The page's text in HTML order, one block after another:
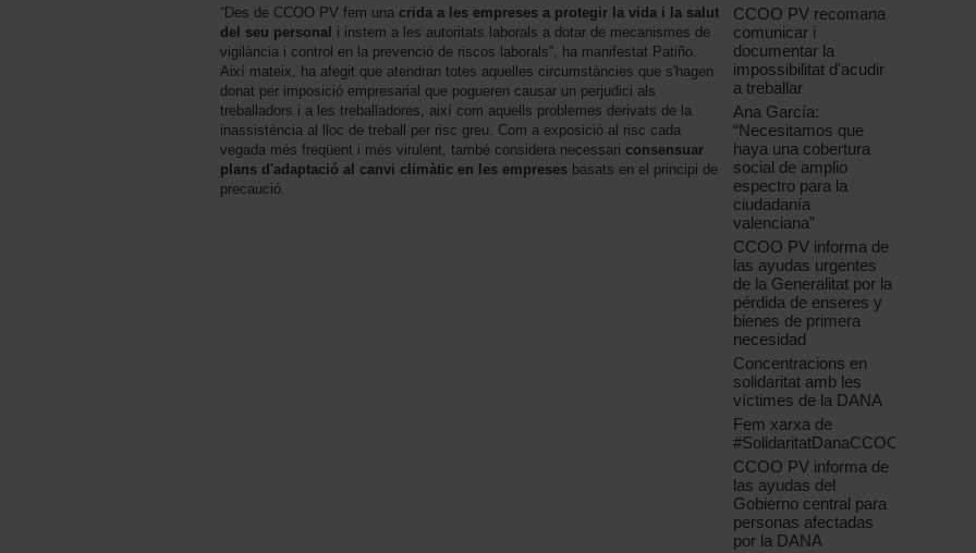
“Des de CCOO PV fem una crida a les empreses a protegir la vida i la salut
del seu personal i instem a les autoritats laborals a dotar de mecanismes de
vigilància i control en la prevenció de riscos laborals”, ha manifestat Patiño.
Així mateix, ha afegit que atendran totes aquelles circumstàncies que s'hagen
donat per imposició empresarial que pogueren causar un perjudici als
treballadors i a les treballadores, així com aquells problemes derivats de la
inassistència al lloc de treball per risc greu. Com a exposició al risc cada
vegada més freqüent i més virulent, també considera necessari consensuar
plans d'adaptació al canvi climàtic en les empreses basats en el principi de
precaució.
CCOO PV recomana
comunicar i
documentar la
impossibilitat d'acudir
a treballar
Ana García:
“Necesitamos que
haya una cobertura
social de amplio
espectro para la
ciudadanía
valenciana”
CCOO PV informa de
las ayudas urgentes
de la Generalitat por la
pérdida de enseres y
bienes de primera
necesidad
Concentracions en
solidaritat amb les
víctimes de la DANA
Fem xarxa de
#SolidaritatDanaCCOOPV
CCOO PV informa de
las ayudas del
Gobierno central para
personas afectadas
por la DANA